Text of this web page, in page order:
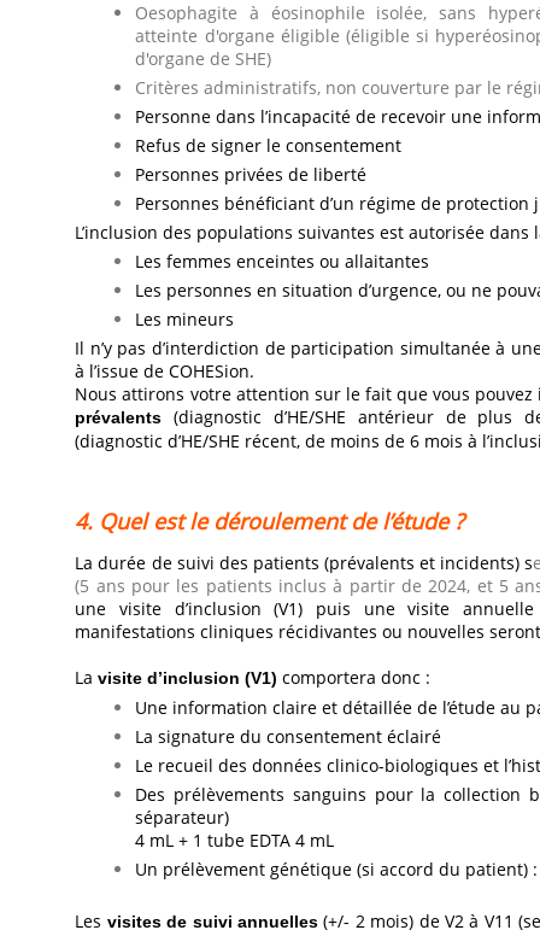
Oesophagite à éosinophile isolée, sans
atteinte d'organe éligible (éligible si
d'organe de SHE)
Critères administratifs, non couverture par le
Personne dans l’incapacité de recevoir une
Refus de signer le consentement
Personnes privées de liberté
Personnes bénéficiant d’un régime de
L’inclusion des populations suivantes est autorisée dans
Les femmes enceintes ou allaitantes
Les personnes en situation d’urgence, ou ne
Les mineurs
Il n’y pas d’interdiction de participation simultanée à
à l’issue de COHESion.
Nous attirons votre attention sur le fait que vous
prévalents
(diagnostic d’HE/SHE antérieur de
(diagnostic d’HE/SHE récent, de moins de 6 mois à
4. Quel est le déroulement de l’étude ?
La durée de suivi des patients (prévalents et incidents) s
(5 ans pour les patients inclus à partir de 2024, et 5
une visite d’inclusion (V1) puis une visite
manifestations cliniques récidivantes ou nouvelles
Lavisite d’inclusion (V1) comportera donc :
Une information claire et détaillée de l’étude au
La signature du consentement éclairé
Le recueil des données clinico-biologiques et
Des prélèvements sanguins pour la collection
séparateur)
4 mL + 1 tube EDTA 4 mL
Un prélèvement génétique (si accord du patient) :
Les visites de suivi annuelles (+/- 2 mois) de V2 à V11